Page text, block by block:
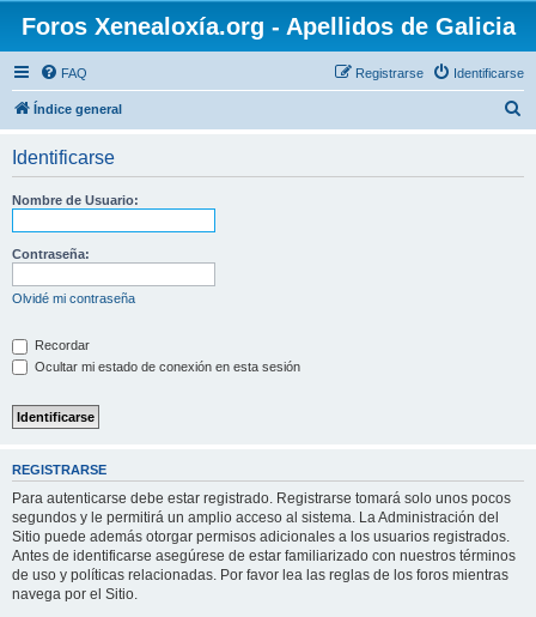
Foros Xenealoxía.org - Apellidos de Galicia
FAQ Identificarse
Registrarse
Índice general
Identificarse
Nombre de Usuario:
Contraseña:
Olvidé mi contraseña
Recordar
Ocultar mi estado de conexión en esta sesión
REGISTRARSE
Para autenticarse debe estar registrado. Registrarse tomará solo unos pocos
segundos y le permitirá un amplio acceso al sistema. La Administración del
Sitio puede además otorgar permisos adicionales a los usuarios registrados.
Antes de identificarse asegúrese de estar familiarizado con nuestros términos
de uso y políticas relacionadas. Por favor lea las reglas de los foros mientras
navega por el Sitio.